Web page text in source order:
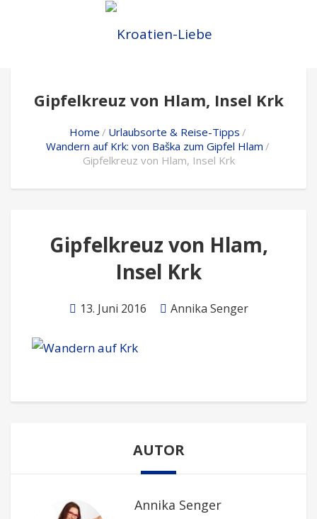
Gipfelkreuz von Hlam, Insel Krk
Home
Urlaubsorte & Reise-Tipps
Wandern auf Krk: von Baška zum Gipfel Hlam
Gipfelkreuz von Hlam, Insel Krk
Gipfelkreuz von Hlam,
Insel Krk
13. Juni 2016 Annika Senger
AUTOR
Annika Senger